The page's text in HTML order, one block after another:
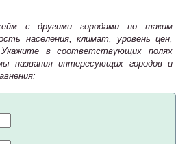
с другими городами по таким
населения, климат, уровень цен,
в соответствующих полях
названия интересующих городов и